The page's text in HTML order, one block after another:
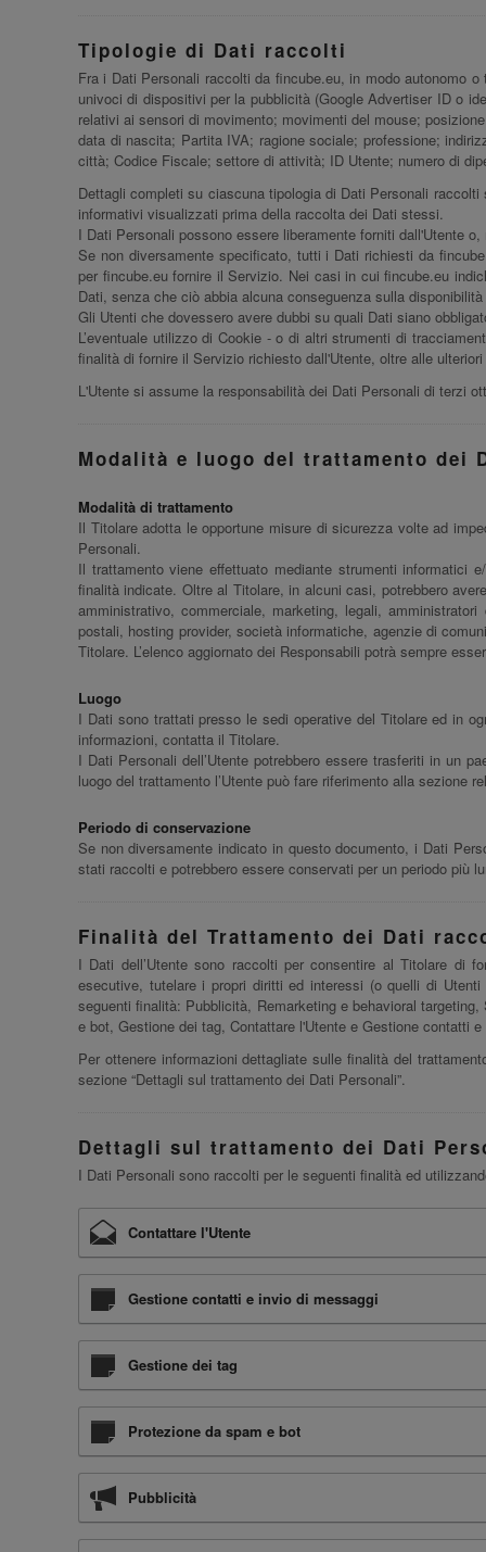
Tipologie di Dati raccolti
Fra i Dati Personali raccolti da fincube.eu, in modo autonomo
univoci di dispositivi per la pubblicità (Google Advertiser ID o
relativi ai sensori di movimento; movimenti del mouse;
data di nascita; Partita IVA; ragione sociale; professione;
città; Codice Fiscale; settore di attività; ID Utente; numero di
Dettagli completi su ciascuna tipologia di Dati Personali
informativi visualizzati prima della raccolta dei Dati stessi.
I Dati Personali possono essere liberamente forniti dall'Utente
Se non diversamente specificato, tutti i Dati richiesti da
per fincube.eu fornire il Servizio. Nei casi in cui fincube.eu
Dati, senza che ciò abbia alcuna conseguenza sulla
Gli Utenti che dovessero avere dubbi su quali Dati siano
L’eventuale utilizzo di Cookie - o di altri strumenti di
finalità di fornire il Servizio richiesto dall'Utente, oltre alle
L'Utente si assume la responsabilità dei Dati Personali di terzi
Modalità e luogo del trattamento dei
Modalità di trattamento
Il Titolare adotta le opportune misure di sicurezza volte ad
Personali.
Il trattamento viene effettuato mediante strumenti informatici
finalità indicate. Oltre al Titolare, in alcuni casi, potrebbero
amministrativo, commerciale, marketing, legali,
postali, hosting provider, società informatiche, agenzie di
Titolare. L’elenco aggiornato dei Responsabili potrà sempre
Luogo
I Dati sono trattati presso le sedi operative del Titolare ed in
informazioni, contatta il Titolare.
I Dati Personali dell’Utente potrebbero essere trasferiti in un
luogo del trattamento l’Utente può fare riferimento alla sezione
Periodo di conservazione
Se non diversamente indicato in questo documento, i Dati
stati raccolti e potrebbero essere conservati per un periodo più
Finalità del Trattamento dei Dati
I Dati dell’Utente sono raccolti per consentire al Titolare di
esecutive, tutelare i propri diritti ed interessi (o quelli di
seguenti finalità: Pubblicità, Remarketing e behavioral
e bot, Gestione dei tag, Contattare l'Utente e Gestione contatti
Per ottenere informazioni dettagliate sulle finalità del
sezione “Dettagli sul trattamento dei Dati Personali”.
Dettagli sul trattamento dei Dati
I Dati Personali sono raccolti per le seguenti finalità ed
Contattare l'Utente
Gestione contatti e invio di messaggi
Gestione dei tag
Protezione da spam e bot
Pubblicità